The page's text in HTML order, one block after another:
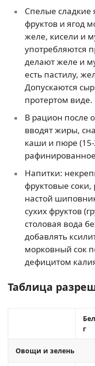
Спелые сладкие
фруктов и ягод
желе, кисели и
употребляются
делают желе и
есть пастилу,
Допускаются
протертом виде.
В рацион после
вводят жиры,
каши и пюре
Напитки:
фруктовые
настой
сухих фруктов
столовая вода
добавлять
морковный сок
дефицитом
Таблица
г
Овощи и зелень